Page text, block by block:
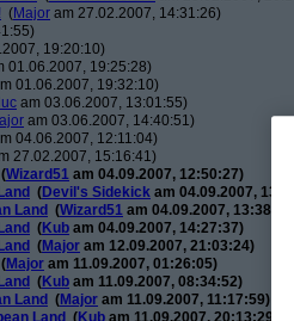
(Major am 27.02.2007, 14:31:26)
19:20:10)
01.06.2007, 19:25:28)
01.06.2007, 19:32:10)
am 03.06.2007, 13:01:55)
am 03.06.2007, 14:40:51)
04.06.2007, 12:11:04)
27.02.2007, 15:16:41)
(Wizard51 am 04.09.2007, 12:50:27)
(Devil's Sidekick am 04.09.2007,
Land (Wizard51 am 04.09.2007,
(Kub am 04.09.2007, 14:27:37)
(Major am 12.09.2007, 21:03:24)
(Major am 11.09.2007, 01:26:05)
(Kub am 11.09.2007, 08:34:52)
Land (Major am 11.09.2007, 11:17:59)
Land (Kub am 11.09.2007, 20:13:29)